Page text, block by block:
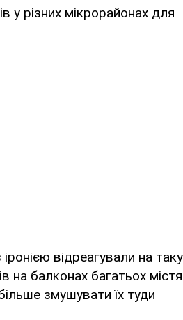
у різних мікрорайонах для
відреагували на таку
на балконах багатьох
змушувати їх туди